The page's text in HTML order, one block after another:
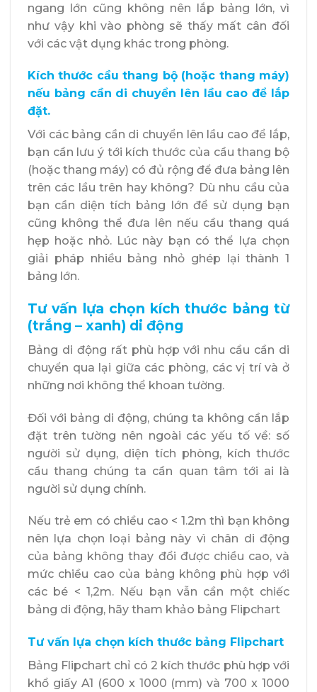
ngang lớn cũng không nên lắp bảng lớn, vì
như vậy khi vào phòng sẽ thấy mất cân đối
với các vật dụng khác trong phòng.
Kích thước cầu thang bộ (hoặc thang máy)
nếu bảng cần di chuyển lên lầu cao để lắp
đặt.
Với các bảng cần di chuyển lên lầu cao để lắp,
bạn cần lưu ý tới kích thước của cầu thang bộ
(hoặc thang máy) có đủ rộng để đưa bảng lên
trên các lầu trên hay không? Dù nhu cầu của
bạn cần diện tích bảng lớn để sử dụng bạn
cũng không thể đưa lên nếu cầu thang quá
hẹp hoặc nhỏ. Lúc này bạn có thể lựa chọn
giải pháp nhiều bảng nhỏ ghép lại thành 1
bảng lớn.
Tư vấn lựa chọn kích thước bảng từ
(trắng – xanh) di động
Bảng di động rất phù hợp với nhu cầu cần di
chuyển qua lại giữa các phòng, các vị trí và ở
những nơi không thể khoan tường.
Đối với bảng di động, chúng ta không cần lắp
đặt trên tường nên ngoài các yếu tố về: số
người sử dụng, diện tích phòng, kích thước
cầu thang chúng ta cần quan tâm tới ai là
người sử dụng chính.
Nếu trẻ em có chiều cao < 1.2m thì bạn không
nên lựa chọn loại bảng này vì chân di động
của bảng không thay đổi được chiều cao, và
mức chiều cao của bảng không phù hợp với
các bé < 1,2m. Nếu bạn vẫn cần một chiếc
bảng di động, hãy tham khảo bảng Flipchart
Tư vấn lựa chọn kích thước bảng Flipchart
Bảng Flipchart chỉ có 2 kích thước phù hợp với
khổ giấy A1 (600 x 1000 (mm) và 700 x 1000